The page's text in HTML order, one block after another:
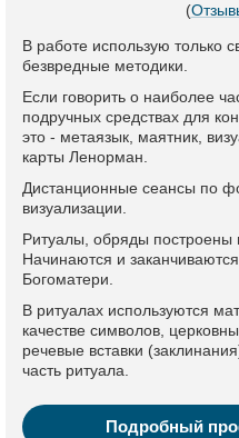
(
В работе использую только
безвредные методики.
Если говорить о наиболее
подручных средствах для
это - метаязык, маятник,
карты Ленорман.
Дистанционные сеансы по
визуализации.
Ритуалы, обряды построены
Начинаются и
Богоматери.
В ритуалах используются
качестве символов,
речевые вставки
часть ритуала.
Подробный